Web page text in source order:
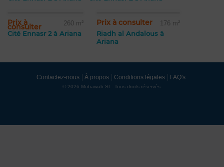
Prix à
consulter 260 m²
Cité Ennasr 2 à Ariana
Prix à consulter 176 m²
Riadh al Andalous à
Ariana
Contactez-nous À propos Conditions légales FAQ's
© 2026 Mubawab SL. Tous droits réservés.